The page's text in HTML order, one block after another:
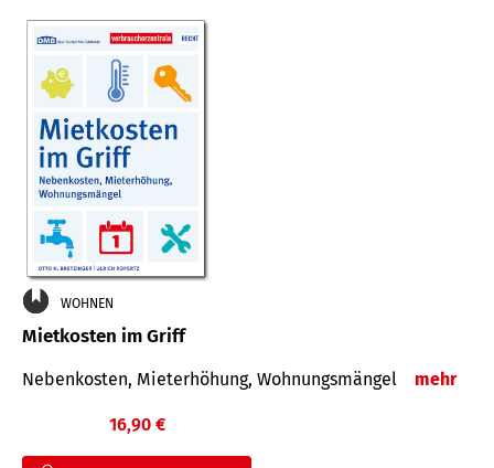
WOHNEN
Mietkosten im Griff
Nebenkosten, Mieterhöhung, Wohnungsmängel mehr
16,90 €